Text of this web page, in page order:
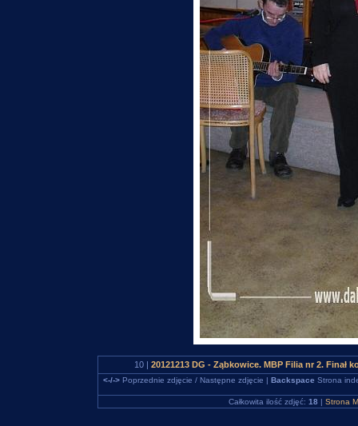
10 | 20121213 DG - Ząbkowice. MBP Filia nr 2.
<-/->Poprzednie zdjęcie / Następne zdjęcie | Backspace Strona
Całkowita ilość zdjęć: 18 | Strona